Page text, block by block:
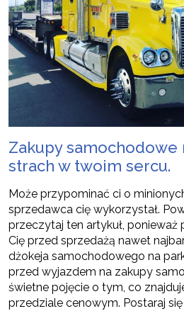
Zakupy samochodowe
strach w twoim sercu.
Może przypominać ci o
sprzedawca cię wykorzystał.
przeczytaj ten artykuł, ponieważ
Cię przed sprzedażą nawet
dżokeja samochodowego na
przed wyjazdem na zakupy
świetne pojęcie o tym, co
przedziale cenowym. Postaraj